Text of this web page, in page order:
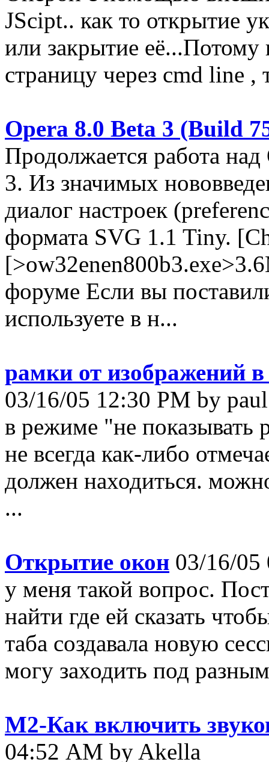
JScipt.. как то открытие
или закрытие её...Потому
страницу через cmd line ,
Opera 8.0 Beta 3 (Build
Продолжается работа
3. Из значимых
диалог настроек
формата SVG 1.1 Tiny.
форуме Если вы
используете в н...
рамки от изображений
03/16/05 12:30 PM by paul
в режиме "не показывать
не всегда как-либо
должен находиться.
...
Открытие окон 03/16/05
у меня такой вопрос.
найти где ей сказать
таба создавала новую
могу заходить под
M2-Как включить
04:52 AM by Akella